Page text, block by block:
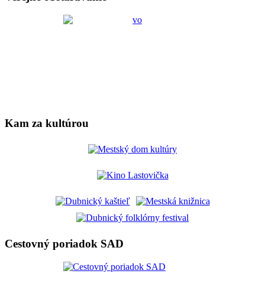
Kam za kultúrou
Cestovný poriadok SAD